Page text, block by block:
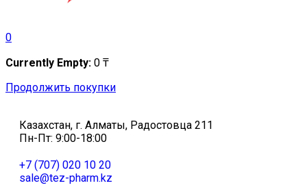
0
Currently Empty: 0 ₸
Продолжить покупки
Казахстан, г. Алматы, Радостовца 211
Пн-Пт: 9:00-18:00
+7 (707) 020 10 20
sale@tez-pharm.kz